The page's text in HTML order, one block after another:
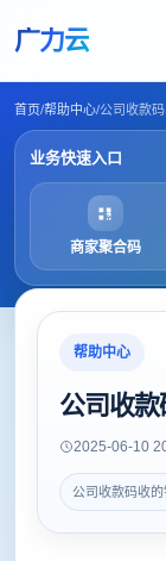
广力云
首页/帮助中心/公司收款
业务快速入口
商家聚合码
帮助中心
公司收
2025-06-10
公司收款码收